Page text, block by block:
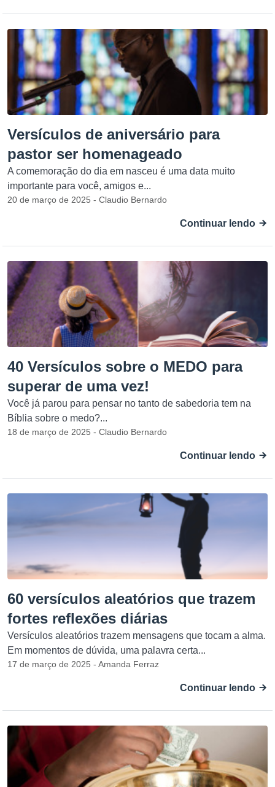
Versículos de aniversário para
pastor ser homenageado
A comemoração do dia em nasceu é uma data muito
importante para você, amigos e...
20 de março de 2025 - Claudio Bernardo
Continuar lendo
40 Versículos sobre o MEDO para
superar de uma vez!
Você já parou para pensar no tanto de sabedoria tem na
Bíblia sobre o medo?...
18 de março de 2025 - Claudio Bernardo
Continuar lendo
60 versículos aleatórios que trazem
fortes reflexões diárias
Versículos aleatórios trazem mensagens que tocam a alma.
Em momentos de dúvida, uma palavra certa...
17 de março de 2025 - Amanda Ferraz
Continuar lendo